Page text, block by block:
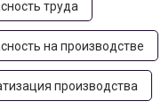
труда
на производстве
производства